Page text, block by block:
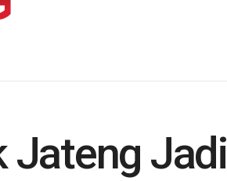
Jateng Jadi